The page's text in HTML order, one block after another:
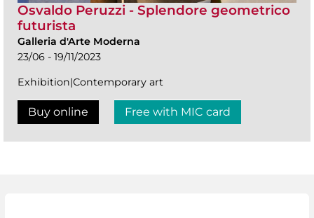
Osvaldo Peruzzi - Splendore geometrico
futurista
Galleria d'Arte Moderna
23/06 - 19/11/2023
Exhibition|Contemporary art
Buy online Free with MIC card